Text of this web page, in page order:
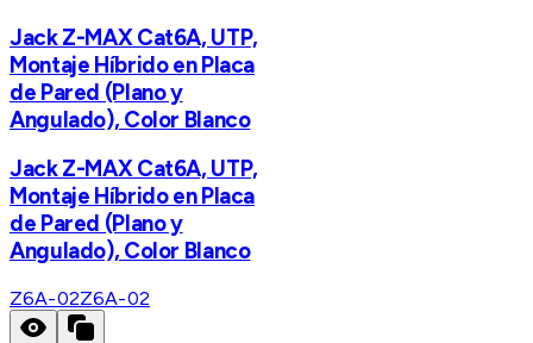
Jack Z-MAX Cat6A, UTP,
Montaje Híbrido en Placa
de Pared (Plano y
Angulado), Color Blanco
Jack Z-MAX Cat6A, UTP,
Montaje Híbrido en Placa
de Pared (Plano y
Angulado), Color Blanco
Z6A-02Z6A-02